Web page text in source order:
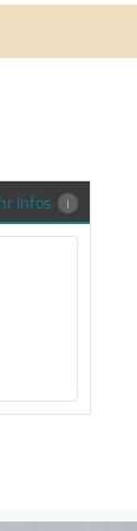
zu setzen,
und
Infos